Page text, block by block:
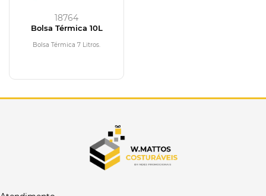
18764
Bolsa Térmica 10L
Bolsa Térmica 7 Litros.